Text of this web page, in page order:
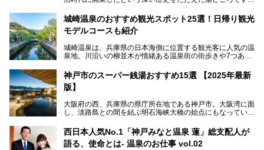
っぱいに浮かぶアヒルちゃん。さらに、ゆったりくつろげて
コワーキングも可能な休憩スペースも人気に。斬新な企画や
設備で人々をアッと驚かせる湊山温泉の魅力をリポートしま
城崎温泉のおすすめ観光スポット25選！日帰り観光
モデルコースも紹介
城崎温泉は、兵庫県の日本海側に位置する観光客に人気の温
泉地。川沿いの柳並木が情緒ある温泉街の街歩きや7つある
られています。鉄道の駅から温泉街が近く、歩いて回るのに
ちょうどよい規模で、日帰りでの訪問にもおすすめです。
の観光スポットをピックアップ。温泉やご当地グルメなどを
盛り込んだ日帰り観光モデルコースも紹介しているので、ぜ
神戸市のスーパー銭湯おすすめ15選 【2025年最新
版】
大阪府の西、兵庫県の県庁所在地である神戸市。大阪湾に面
し、淡路島との間を結ぶ明石海峡大橋の始点にもなっていま
華街をはじめ、きらびやかに発展したハーバーランドなど、
人気観光スポットもめじろ押しです。
そして、温泉好きの視点から見ると、神戸市といえば何とい
西日本人気No.1「神戸みなと温泉 蓮」総支配人が
語る、使命とは- 温泉のお仕事 vol.02